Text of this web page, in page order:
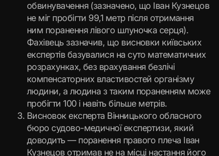
обвинувачення (зазначено, що Іван Кузнецов
не міг пробігти 99,1 метр після отримання
ним поранення лівого шлуночка серця).
Фахівець зазначив, що висновки київських
експертів базувалися на суто математичних
розрахунках, без врахування безлічі
компенсаторних властивостей організму
людини, а людина з таким пораненням може
пробігти 100 і навіть більше метрів.
Висновок експерта Вінницького обласного
бюро судово-медичної експертизи, який
доводить — поранення правого плеча Іван
Кузнецов отримав не на місці настання його